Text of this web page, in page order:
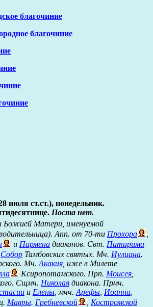
благочиние
благочиние
июля ст.ст.), понедельник.
Поста нет.
Божией Матери, именуемой
Апп. от 70-ти Прохора
и Пармена диаконов. Свт. Питирима
Собор Тамбовских святых. Мч. Иулиана.
Мч. Акакия , иже в Милете
Ксиропотамского. Прп. Моисея
Сщмч. Николая диакона. Прмч.
и Елены , мчч. Арефы Иоанна
Мавры. Гребневской
Костромской